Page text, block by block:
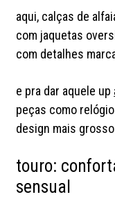
aqui, calças de
com jaquetas
com detalhes
e pra dar aquele up
peças como
design mais
touro:
sensual